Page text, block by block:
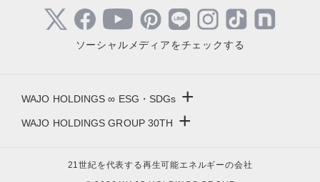
ソーシャルメディアをチェックする
WAJO HOLDINGS ∞ ESG・SDGs +
WAJO HOLDINGS GROUP 30TH +
21世紀を代表する再生可能エネルギーの会社